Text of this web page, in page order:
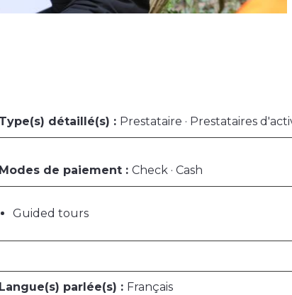
Type(s) détaillé(s) : Prestataire · Prestataires
Modes de paiement : Check · Cash
Guided tours
Langue(s) parlée(s) : Français